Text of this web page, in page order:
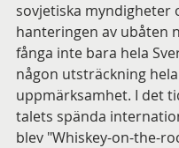
sovjetiska myndigheter
hanteringen av ubåten
fånga inte bara hela
någon utsträckning
uppmärksamhet. I det
talets spända
blev "Whiskey-on-the-